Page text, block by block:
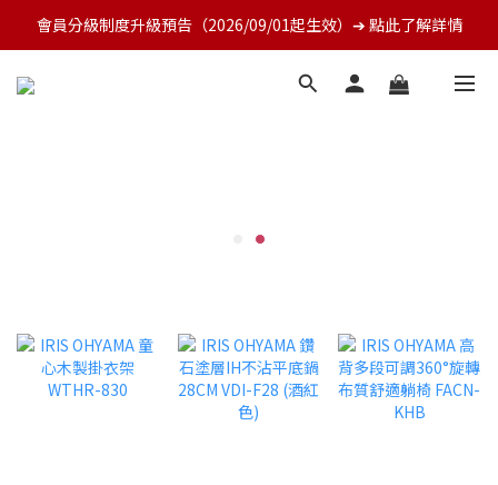
會員分級制度升級預告（2026/09/01起生效）➔ 點此了解詳情